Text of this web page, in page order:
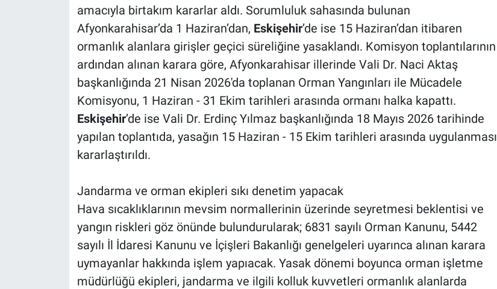
amacıyla birtakım kararlar aldı. Sorumluluk sahasında bulunan
Afyonkarahisar’da 1 Haziran’dan, Eskişehir’de ise 15 Haziran’dan itibaren
ormanlık alanlara girişler geçici süreliğine yasaklandı. Komisyon toplantılarının
ardından alınan karara göre, Afyonkarahisar illerinde Vali Dr. Naci Aktaş
başkanlığında 21 Nisan 2026'da toplanan Orman Yangınları ile Mücadele
Komisyonu, 1 Haziran - 31 Ekim tarihleri arasında ormanı halka kapattı.
Eskişehir’de ise Vali Dr. Erdinç Yılmaz başkanlığında 18 Mayıs 2026 tarihinde
yapılan toplantıda, yasağın 15 Haziran - 15 Ekim tarihleri arasında uygulanması
kararlaştırıldı.
Jandarma ve orman ekipleri sıkı denetim yapacak
Hava sıcaklıklarının mevsim normallerinin üzerinde seyretmesi beklentisi ve
yangın riskleri göz önünde bulundurularak; 6831 sayılı Orman Kanunu, 5442
sayılı İl İdaresi Kanunu ve İçişleri Bakanlığı genelgeleri uyarınca alınan karara
uymayanlar hakkında işlem yapıacak. Yasak dönemi boyunca orman işletme
müdürlüğü ekipleri, jandarma ve ilgili kolluk kuvvetleri ormanlık alanlarda